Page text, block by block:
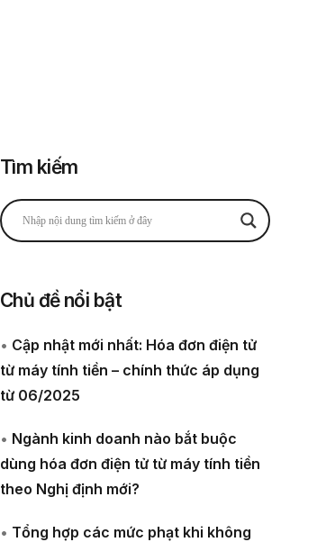
Tìm kiếm
Chủ đề nổi bật
• Cập nhật mới nhất: Hóa đơn điện tử
từ máy tính tiền – chính thức áp dụng
từ 06/2025
• Ngành kinh doanh nào bắt buộc
dùng hóa đơn điện tử từ máy tính tiền
theo Nghị định mới?
• Tổng hợp các mức phạt khi không